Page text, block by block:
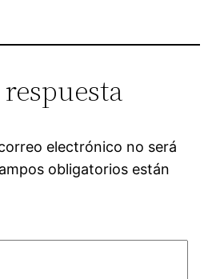
electrónico no será
obligatorios están